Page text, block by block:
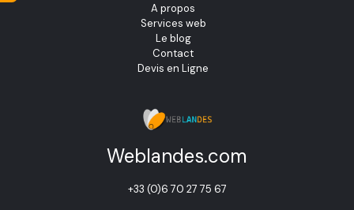
A propos
Services web
Le blog
Contact
Devis en Ligne
Weblandes.com
+33 (0)6 70 27 75 67